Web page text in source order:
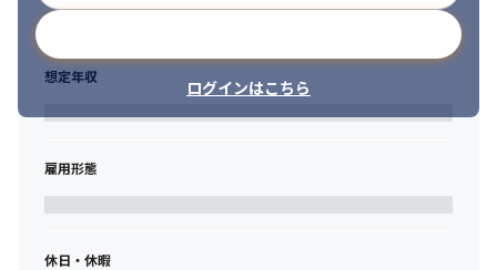
ログインはこちら
想定年収
雇用形態
休日・休暇